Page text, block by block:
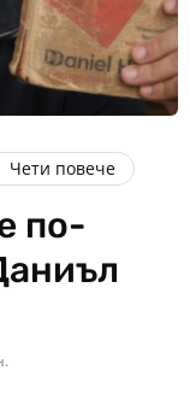
Чети повече
по-